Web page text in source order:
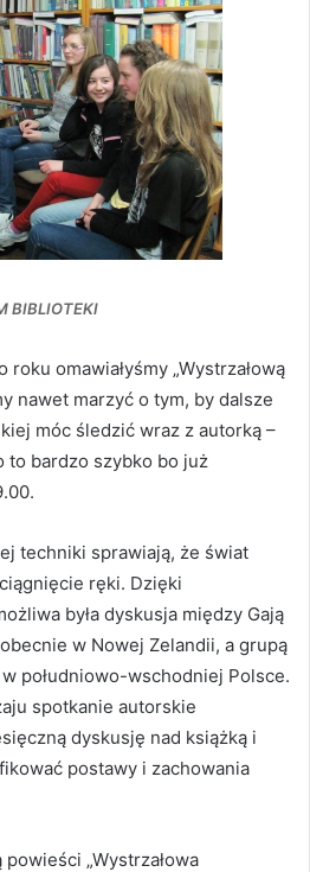
BIBLIOTEKI
omawiałyśmy „Wystrzałową
nawet marzyć o tym, by dalsze
móc śledzić wraz z autorką –
to bardzo szybko bo już
techniki sprawiają, że świat
ręki. Dzięki
była dyskusja między Gają
w Nowej Zelandii, a grupą
w południowo-wschodniej Polsce.
spotkanie autorskie
dyskusję nad książką i
postawy i zachowania
„Wystrzałowa